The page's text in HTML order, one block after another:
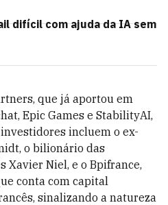
difícil com ajuda da IA sem
que já aportou em
Epic Games e StabilityAI,
incluem o ex-
o bilionário das
Xavier Niel, e o Bpifrance,
conta com capital
sinalizando a natureza